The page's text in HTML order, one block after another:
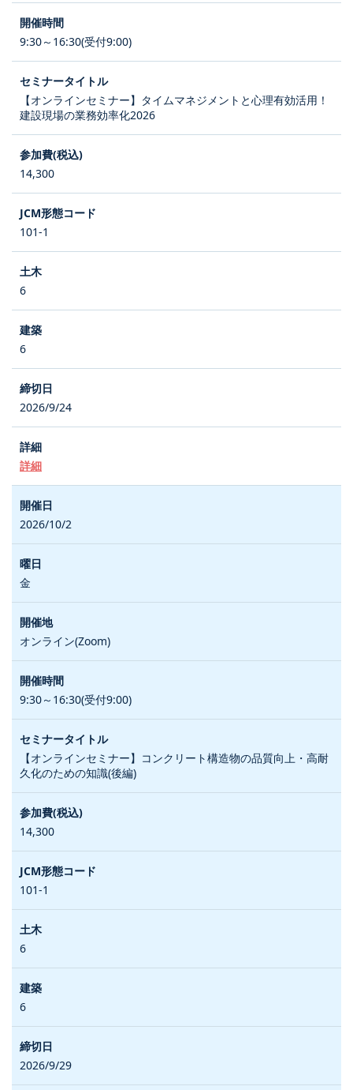
9:30～16:30(受付9:00)
【オンラインセミナー】タイムマネジメントと心理有効活用！
建設現場の業務効率化2026
14,300
101-1
6
6
2026/9/24
詳細
2026/10/2
金
オンライン(Zoom)
9:30～16:30(受付9:00)
【オンラインセミナー】コンクリート構造物の品質向上・高耐
久化のための知識(後編)
14,300
101-1
6
6
2026/9/29